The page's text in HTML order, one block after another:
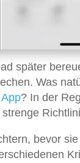
später
Was
App? In der
bevor